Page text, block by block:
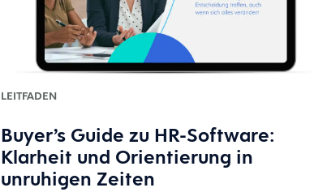
LEITFADEN
Buyer’s Guide zu HR-Software:
Klarheit und Orientierung in
unruhigen Zeiten